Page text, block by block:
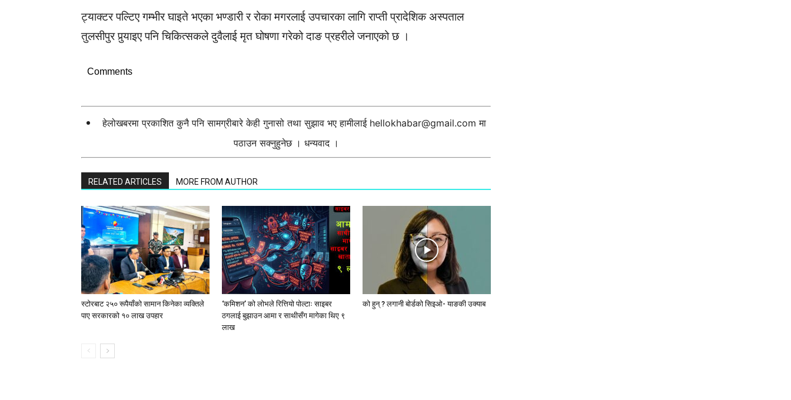
ट्याक्टर पल्टिए गम्भीर घाइते भएका भण्डारी र रोका मगरलाई उपचारका लागि राप्ती प्रादेशिक अस्पताल
तुलसीपुर पुर्‍याइए पनि चिकित्सकले दुवैलाई मृत घोषणा गरेको दाङ प्रहरीले जनाएको छ ।
Comments
हेलोखबरमा प्रकाशित कुनै पनि सामग्रीबारे केही गुनासो तथा सुझाव भए हामीलाई hellokhabar@gmail.com मा
पठाउन सक्नुहुनेछ । धन्यवाद ।
RELATED ARTICLES MORE FROM AUTHOR
स्टाेरबाट २५० रूपैयाँको सामान किनेका व्यक्तिले
पाए सरकारको १० लाख उपहार
‘कमिशन’ को लोभले रित्तियो पोल्टाः साइबर
ठगलाई बुझाउन आमा र साथीसँग मागेका थिए ९
लाख
को हुन् ? लगानी बोर्डको सिइओ- याङकी उक्याब